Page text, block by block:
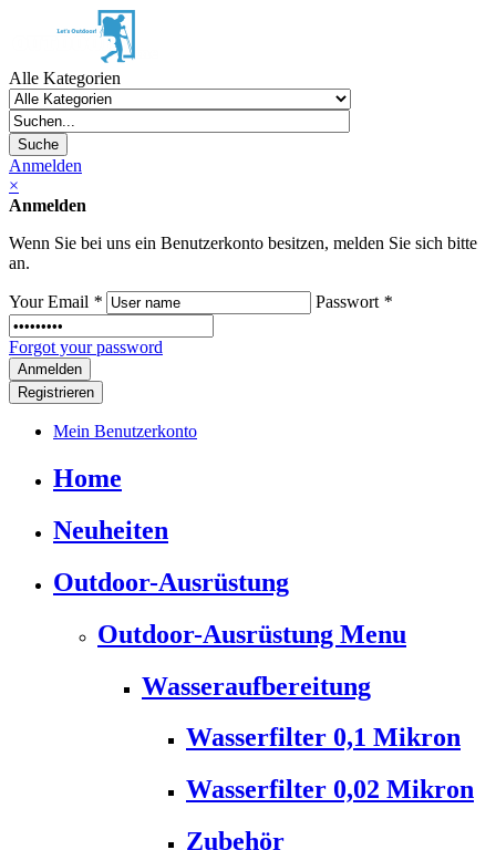
Alle Kategorien
Suche
Anmelden
×
Anmelden
Wenn Sie bei uns ein Benutzerkonto besitzen, melden Sie sich bitte
an.
Your Email * Passwort *
Forgot your password
Registrieren
Mein Benutzerkonto
Home
Neuheiten
Outdoor-Ausrüstung
Outdoor-Ausrüstung Menu
Wasseraufbereitung
Wasserfilter 0,1 Mikron
Wasserfilter 0,02 Mikron
Zubehör